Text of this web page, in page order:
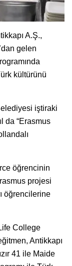
A.Ş.,
gelen
kültürünü
iştiraki
da “Erasmus
öğrencinin
projesi
öğrencilerine
College
Antikkapı
41 ile Maide